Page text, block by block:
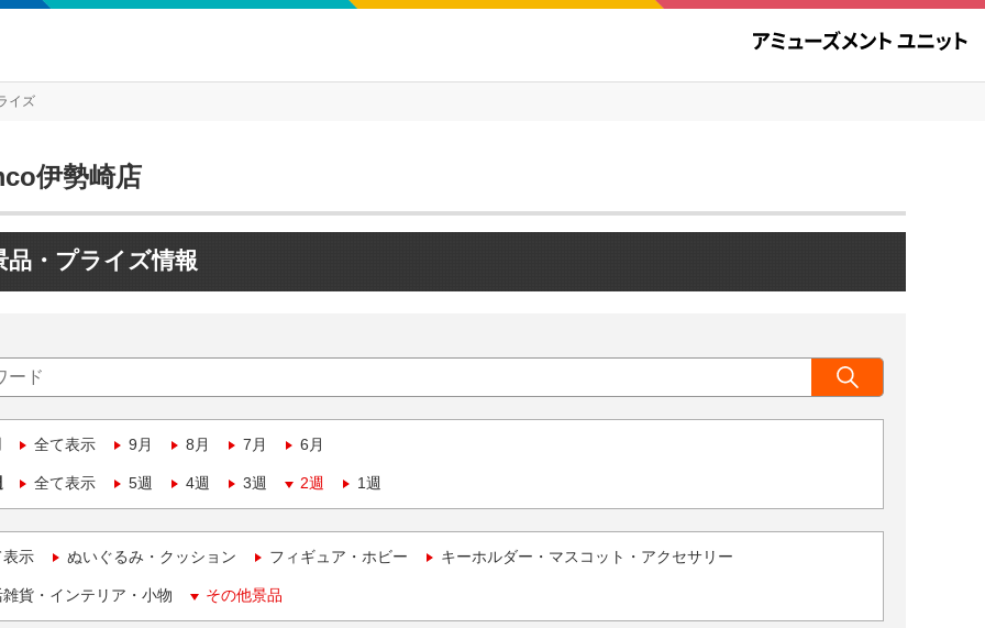
イズ
伊勢崎店
品・プライズ情報
全て表示 9月 8月 7月 6月
全て表示 5週 4週 3週 2週 1週
表示 ぬいぐるみ・クッション フィギュア・ホビー キーホルダー・マスコット・アクセサリー
貨・インテリア・小物 その他景品